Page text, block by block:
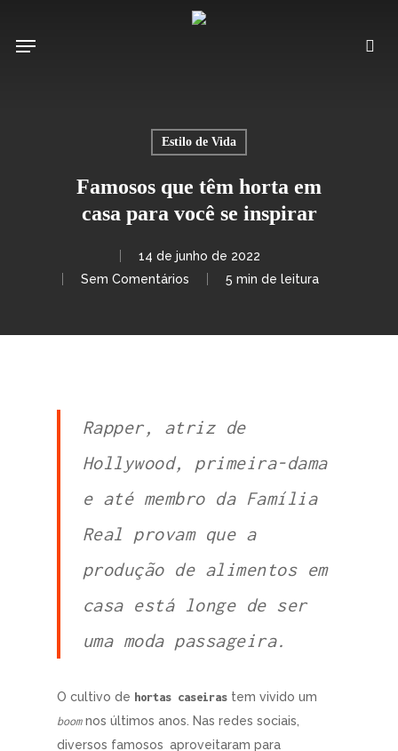
Menu
Estilo de Vida
Famosos que têm horta em
casa para você se inspirar
14 de junho de 2022
Sem Comentários
5 min de leitura
Rapper, atriz de
Hollywood, primeira-dama
e até membro da Família
Real provam que a
produção de alimentos em
casa está longe de ser
uma moda passageira.
O cultivo de hortas caseiras tem vivido um
boomnos últimos anos. Nas redes sociais,
diversos famosos aproveitaram para